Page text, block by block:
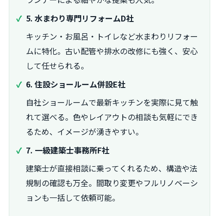
5. 水まわり専門リフォームD社
キッチン・お風呂・トイレなど水まわりリフォー
ムに特化。古い配管や排水の改修にも強く、安心
して任せられる。
6. 住設ショールーム併設E社
自社ショールームで最新キッチンを実際に見て触
れて選べる。色やレイアウトの相談も気軽にでき
るため、イメージが湧きやすい。
7. 一級建築士事務所F社
建築士が直接相談に乗ってくれるため、構造や法
規制の確認も万全。間取り変更やフルリノベーシ
ョンも一括して依頼可能。